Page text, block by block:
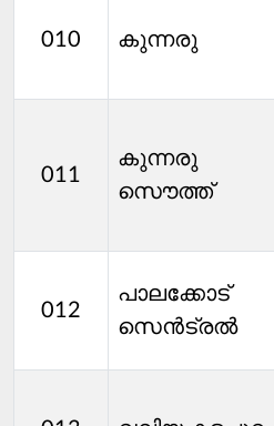
010 കുന്നരു
011
കുന്നരു
സൌത്ത്
012
പാലക്കോട്
സെന്‍ട്രൽ